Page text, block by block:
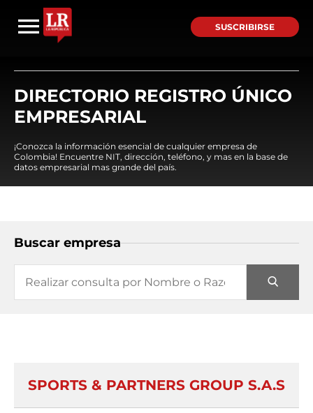
SUSCRIBIRSE
DIRECTORIO REGISTRO ÚNICO
EMPRESARIAL
¡Conozca la información esencial de cualquier empresa de
Colombia! Encuentre NIT, dirección, teléfono, y mas en la base de
datos empresarial mas grande del país.
Buscar empresa
SPORTS & PARTNERS GROUP S.A.S